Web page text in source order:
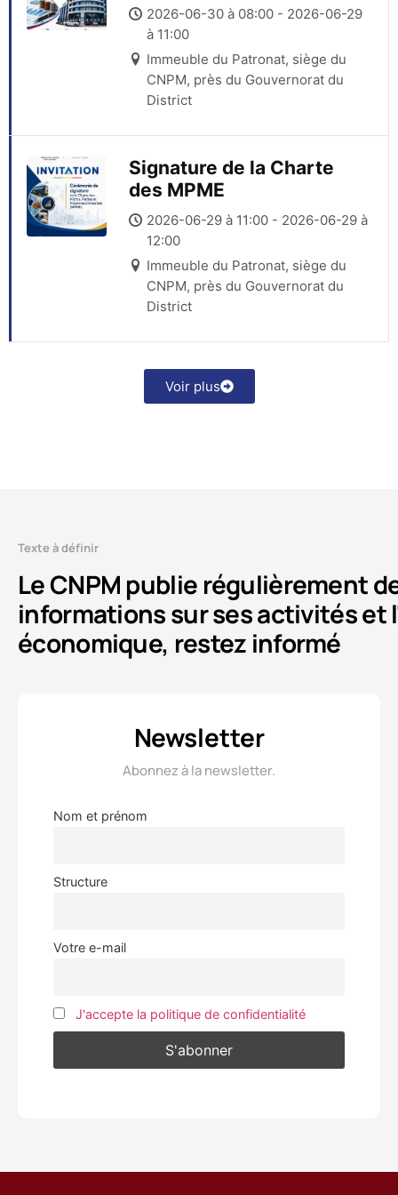
Certificat Nominatif
d’Obligation (CNO)
2026-06-30 à 08:00 - 2026-06-29
à 11:00
Immeuble du Patronat, siège du
CNPM, près du Gouvernorat du
District
Signature de la Charte
des MPME
2026-06-29 à 11:00 - 2026-06-29 à
12:00
Immeuble du Patronat, siège du
CNPM, près du Gouvernorat du
District
Voir plus
Texte à définir
Le CNPM publie régulièrement
informations sur ses activités et
économique, restez informé
Newsletter
Abonnez à la newsletter.
Nom et prénom
Structure
Votre e-mail
J'accepte la politique de confidentialité